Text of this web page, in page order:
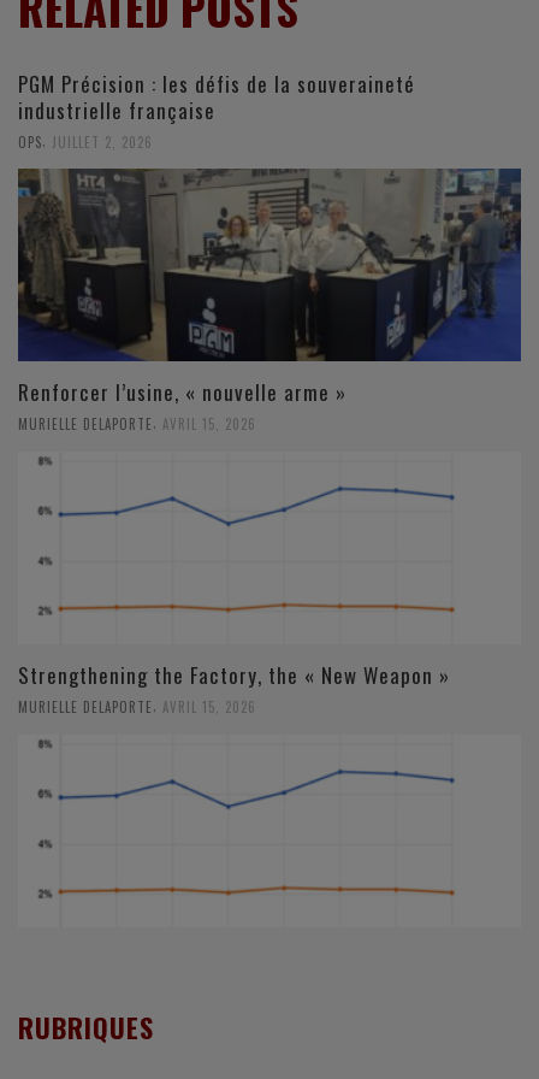
PGM Précision : les défis de la souveraineté
industrielle française
OPS JUILLET 2, 2026
Renforcer l’usine, « nouvelle arme »
MURIELLE DELAPORTE, AVRIL 15, 2026
Strengthening the Factory, the « New Weapon »
MURIELLE DELAPORTE AVRIL 15, 2026
RUBRIQUES